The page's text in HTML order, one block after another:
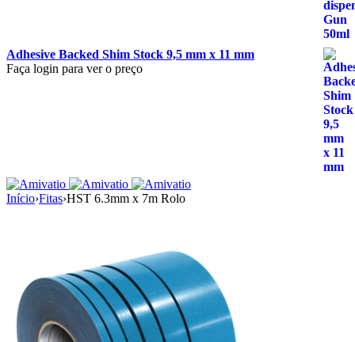
Adhesive Backed Shim Stock 9,5 mm x 11 mm
Faça login para ver o preço
Início›Fitas›HST 6.3mm x 7m Rolo